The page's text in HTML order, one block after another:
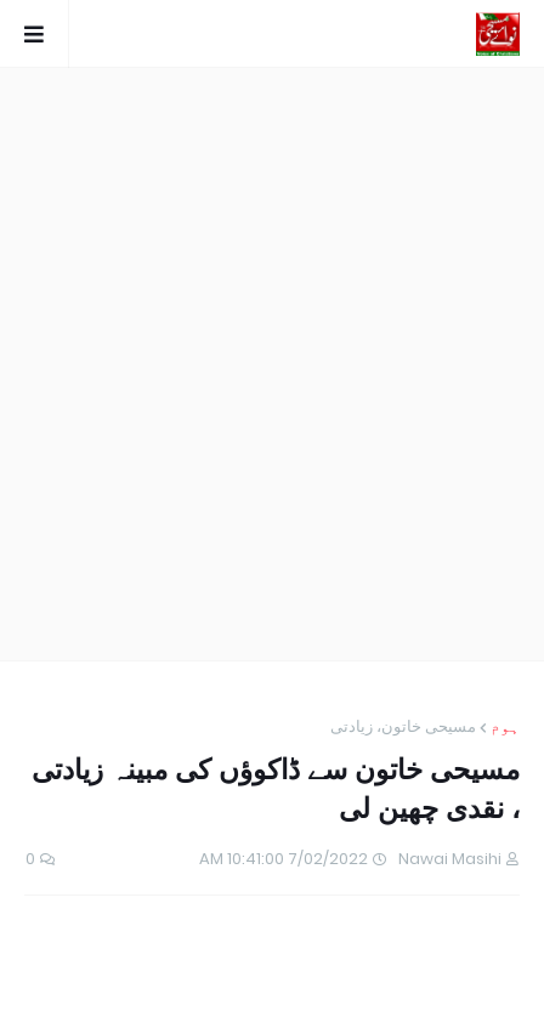
ہوم مسیحی خاتون، زیادتی
مسیحی خاتون سے ڈاکوؤں کی مبینہ زیادتی
، نقدی چھین لی
Nawai Masihi
7/02/2022 10:41:00 AM
0